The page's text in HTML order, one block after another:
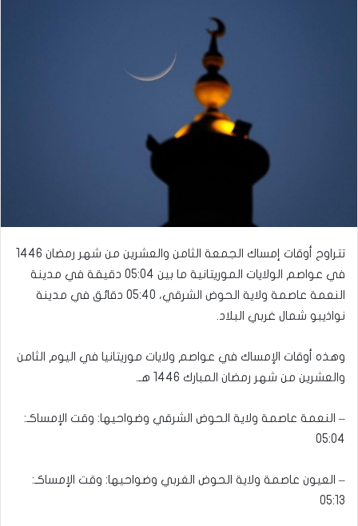
تتراوح أوقات إمساك الجمعة الثامن والعشرين من شهر رمضان 1446
في عواصم الولايات الموريتانية ما بين 05:04 دقيقة في مدينة
النعمة عاصمة ولاية الحوض الشرقي، 05:40 دقائق في مدينة
نواذيبو شمال غربي البلاد.
وهذه أوقات الإمساك في عواصم ولايات موريتانيا في اليوم الثامن
والعشرين من شهر رمضان المبارك 1446 هـ.
– النعمة عاصمة ولاية الحوض الشرقي وضواحيها: وقت الإمساكـ:
05:04
– العيون عاصمة ولاية الحوض الغربي وضواحيها: وقت الإمساكـ:
05:13